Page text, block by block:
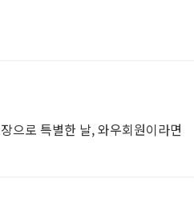
으로 특별한 날, 와우회원이라면